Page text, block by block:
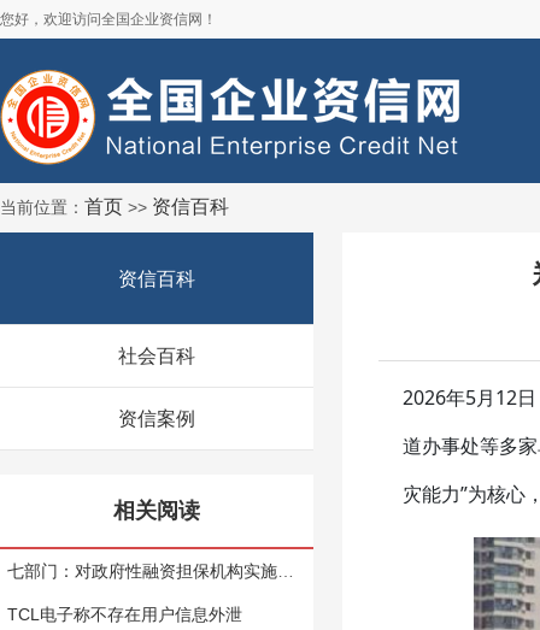
您好，欢迎访问全国企业资信网！
当前位置： 首页 >> 资信百科
资信百科
社会百科
资信案例
相关阅读
TCL电子称不存在用户信息外泄
2026年5月12
道办事处等多
灾能力”为核心